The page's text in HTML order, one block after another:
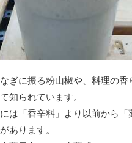
ぎに振る粉山椒や、料理の香
知られています。
は「香辛料」より以前から
あります。